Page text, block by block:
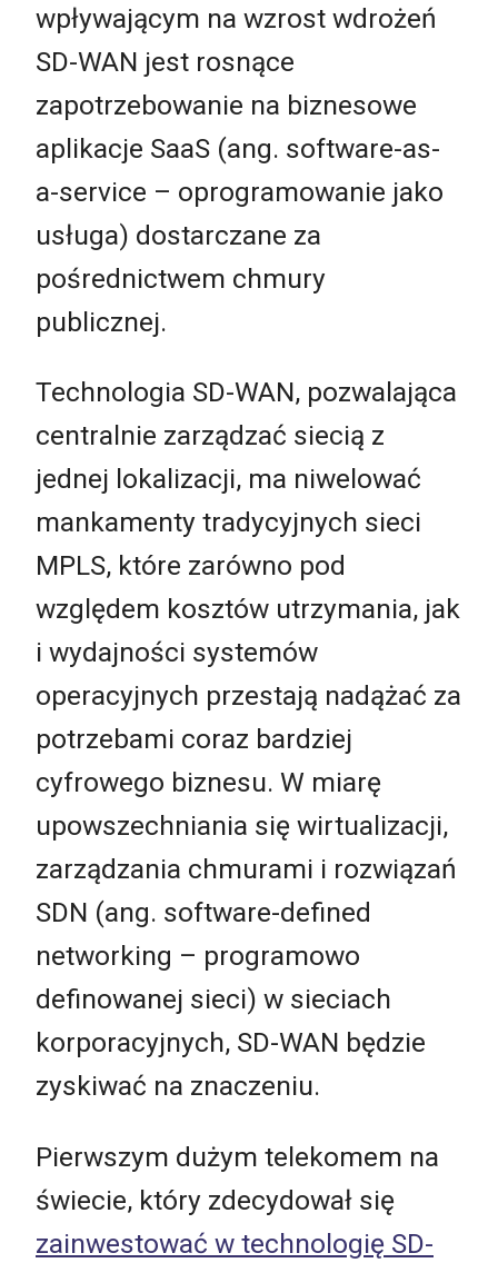
wpływającym na wzrost wdrożeń
SD-WAN jest rosnące
zapotrzebowanie na biznesowe
aplikacje SaaS (ang. software-as-
a-service – oprogramowanie jako
usługa) dostarczane za
pośrednictwem chmury
publicznej.
Technologia SD-WAN, pozwalająca
centralnie zarządzać siecią z
jednej lokalizacji, ma niwelować
mankamenty tradycyjnych sieci
MPLS, które zarówno pod
względem kosztów utrzymania, jak
i wydajności systemów
operacyjnych przestają nadążać za
potrzebami coraz bardziej
cyfrowego biznesu. W miarę
upowszechniania się wirtualizacji,
zarządzania chmurami i rozwiązań
SDN (ang. software-defined
networking – programowo
definowanej sieci) w sieciach
korporacyjnych, SD-WAN będzie
zyskiwać na znaczeniu.
Pierwszym dużym telekomem na
świecie, który zdecydował się
zainwestować w technologię SD-